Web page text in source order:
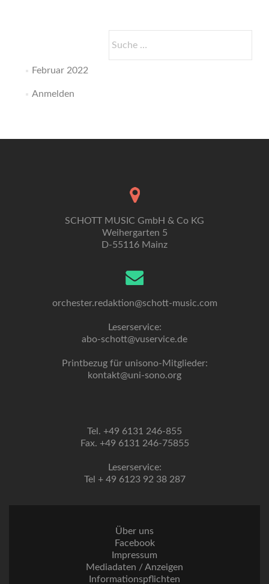
nach:
Februar 2022
Anmelden
SCHOTT MUSIC GmbH & Co KG
Weihergarten 5
D-55116 Mainz
orchester.redaktion@schott-music.com
Leserservice:
abo-schott@vuservice.de
Printbezug für unisono-Mitglieder:
kontakt@uni-sono.org
Tel. +49 6131 246-855
Fax. +49 6131 246-75855
Leserservice:
Tel + 49 6123 92 38 287
Über uns
Facebook
Impressum
Mediadaten / Anzeigen
Informationspflichten